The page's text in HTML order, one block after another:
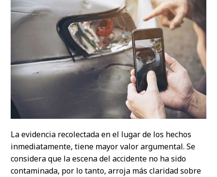
La evidencia recolectada en el lugar de los hechos
inmediatamente, tiene mayor valor argumental. Se
considera que la escena del accidente no ha sido
contaminada, por lo tanto, arroja más claridad sobre